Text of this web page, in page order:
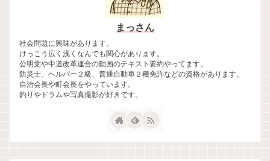
まっさん
社会問題に興味があります。
けっこう広く浅くなんでも関心があります。
公明党や中道改革連合の動画のテキスト要約やってます。
防災士、ヘルパー２級、普通自動車２種免許などの資格があります。
自治会長や町会長をやっています。
釣りやドラムや写真撮影が好きです。